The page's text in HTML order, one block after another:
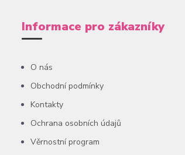
Informace pro zákazníky
O nás
Obchodní podmínky
Kontakty
Ochrana osobních údajů
Věrnostní program